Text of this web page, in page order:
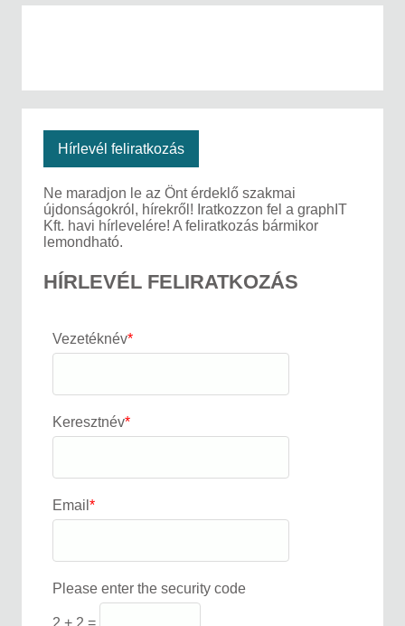
Hírlevél feliratkozás
Ne maradjon le az Önt érdeklő szakmai
újdonságokról, hírekről! Iratkozzon fel a graphIT
Kft. havi hírlevelére! A feliratkozás bármikor
lemondható.
HÍRLEVÉL FELIRATKOZÁS
Vezetéknév*
Keresztnév*
Email *
Please enter the security code
2 + 2 =